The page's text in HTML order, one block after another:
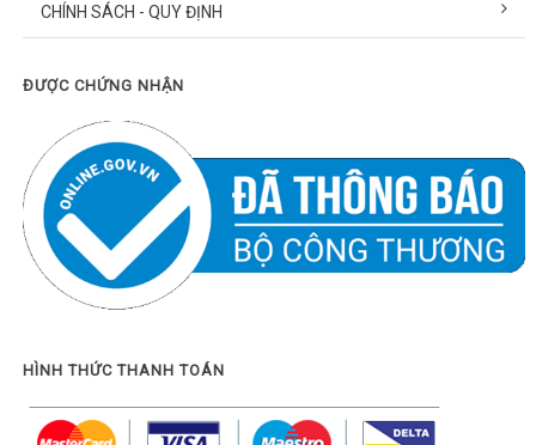
CHÍNH SÁCH - QUY ĐỊNH
ĐƯỢC CHỨNG NHẬN
HÌNH THỨC THANH TOÁN